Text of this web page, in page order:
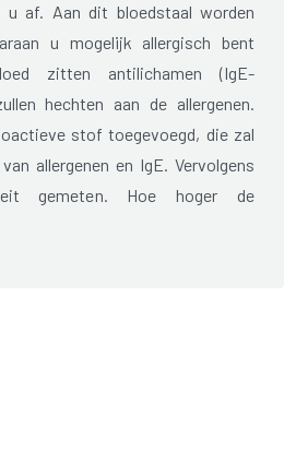
af. Aan dit bloedstaal worden
u mogelijk allergisch bent
zitten antilichamen (IgE-
hechten aan de allergenen.
stof toegevoegd, die zal
allergenen en IgE. Vervolgens
gemeten. Hoe hoger de